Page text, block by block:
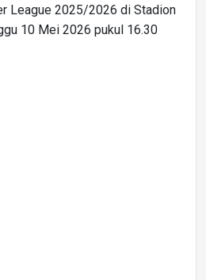
League 2025/2026 di Stadion
10 Mei 2026 pukul 16.30